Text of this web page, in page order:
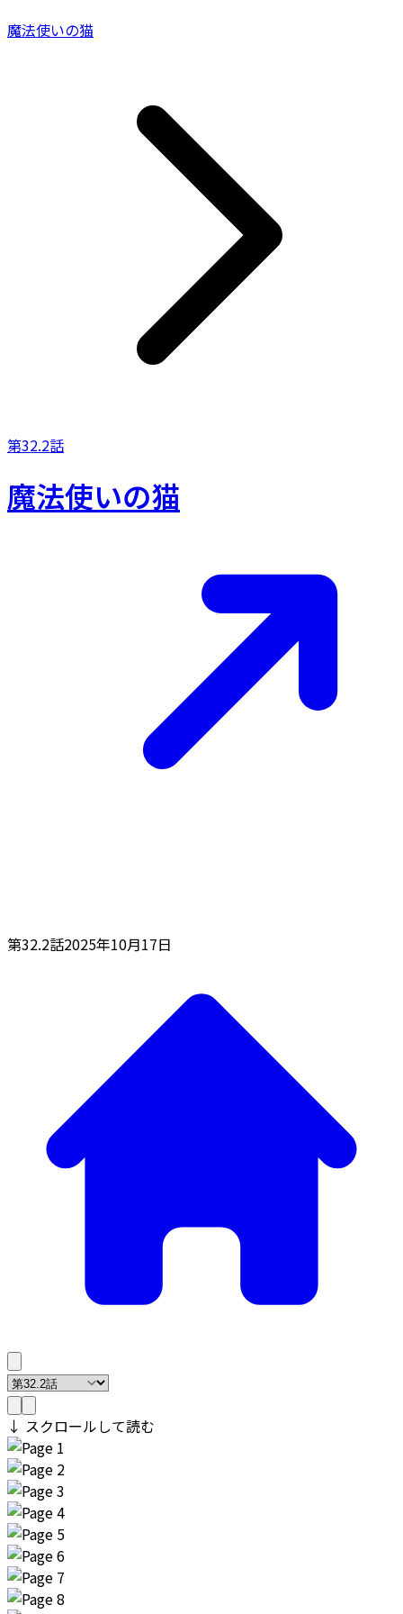
魔法使いの猫
第32.2話
魔法使いの猫
第32.2話2025年10月17日
↓ スクロールして読む